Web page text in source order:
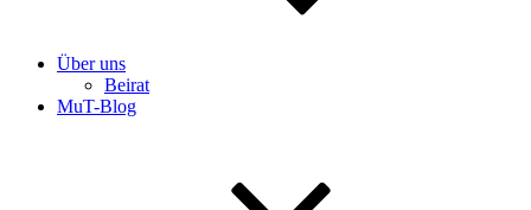
Über uns
Beirat
MuT-Blog